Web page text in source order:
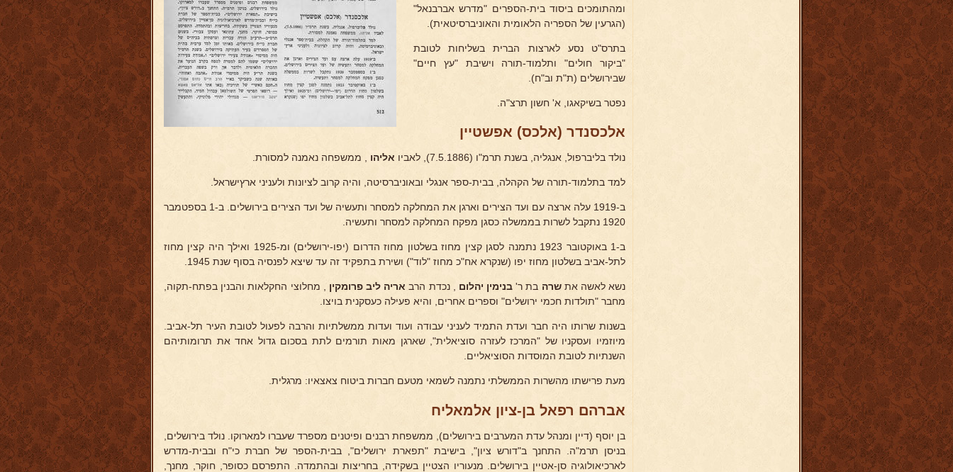
ומהתומכים ביסוד בית-הספרים "מדרש אברבנאל"
(הגרעין של הספריה הלאומית והאוניברסיטאית).
בתרס"ט נסע לארצות הברית בשליחות לטובת
"ביקור חולים" ותלמוד-תורה וישיבת "עץ חיים"
שבירושלים (ת"ת וב"ח).
נפטר בשיקאגו, א' חשון תרצ"ה.
אלכסנדר (אלכס) אפשטיין
נולד בליברפול, אנגליה, בשנת תרמ"ו (7.5.1886), לאביו אליהו , ממשפחה נאמנה למסורת.
למד בתלמוד-תורה של הקהלה, בבית-ספר אנגלי ובאוניברסיטה, והיה קרוב לציונות ולעניני ארץישראל.
ב-1919 עלה ארצה עם ועד הצירים וארגן את המחלקה למסחר ותעשיה של ועד הצירים בירושלים. ב-1 בספטמבר
1920 נתקבל לשרות בממשלה כסגן מפקח המחלקה למסחר ותעשיה.
ב-1 באוקטובר 1923 נתמנה לסגן קצין מחוז בשלטון מחוז הדרום (יפו-ירושלים) ומ-1925 ואילך היה קצין מחוז
לתל-אביב בשלטון מחוז יפו (שנקרא אח"כ מחוז "לוד") ושירת בתפקיד זה עד שיצא לפנסיה בסוף שנת 1945.
נשא לאשה את שרה בת ר' בנימין יהלום , נכדת הרב אריה ליב פרומקין , מחלוצי החקלאות והבנין בפתח-תקוה,
מחבר "תולדות חכמי ירושלים" וספרים אחרים, והיא פעילה כעסקנית בויצו.
בשנות שרותו היה חבר ועדת התמיד לעניני עבודה ועוד ועדות ממשלתיות והרבה לפעול לטובת העיר תל-אביב.
מיוזמיו ועסקניו של "המרכז לעזרה סוציאלית", שארגן מאות תורמים לתת בסכום גדול אחד את תרומותיהם
השנתיות לטובת המוסדות הסוציאליים.
מעת פרישתו מהשרות הממשלתי נתמנה לשמאי מטעם חברות ביטוח צאצאיו: מרגלית.
אברהם רפאל בן-ציון אלמאליח
בן יוסף (דיין ומנהל עדת המערבים בירושלים), ממשפחת רבנים ופיטנים מספרד שעברו למארוקו. נולד בירושלים,
בניסן תרמ"ה. התחנך ב"דורש ציון", בישיבת "תפארת ירושלים", בבית-הספר של חברת כי"ח ובבית-מדרש
לארכיאולוגיה סן-אטיין בירושלים. מנעוריו הצטיין בשקידה, בחריצות ובהתמדה. התפרסם כסופר, חוקר, מחנך,